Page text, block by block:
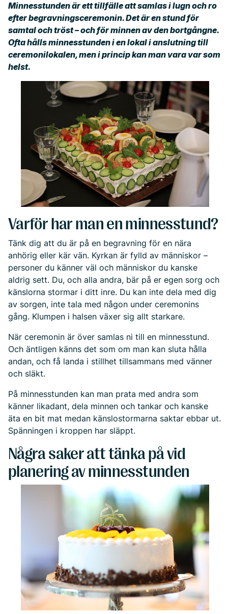
Minnesstunden är ett tillfälle att samlas i lugn och ro
efter begravningsceremonin. Det är en stund för
samtal och tröst – och för minnen av den bortgångne.
Ofta hålls minnesstunden i en lokal i anslutning till
ceremonilokalen, men i princip kan man vara var som
helst.
Varför har man en minnesstund?
Tänk dig att du är på en begravning för en nära
anhörig eller kär vän. Kyrkan är fylld av människor –
personer du känner väl och människor du kanske
aldrig sett. Du, och alla andra, bär på er egen sorg och
känslorna stormar i ditt inre. Du kan inte dela med dig
av sorgen, inte tala med någon under ceremonins
gång. Klumpen i halsen växer sig allt starkare.
När ceremonin är över samlas ni till en minnesstund.
Och äntligen känns det som om man kan sluta hålla
andan, och få landa i stillhet tillsammans med vänner
och släkt.
På minnesstunden kan man prata med andra som
känner likadant, dela minnen och tankar och kanske
äta en bit mat medan känslostormarna saktar ebbar ut.
Spänningen i kroppen har släppt.
Några saker att tänka på vid
planering av minnesstunden